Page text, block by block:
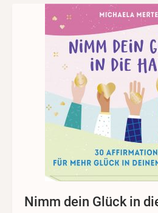
Nimm dein Glück in